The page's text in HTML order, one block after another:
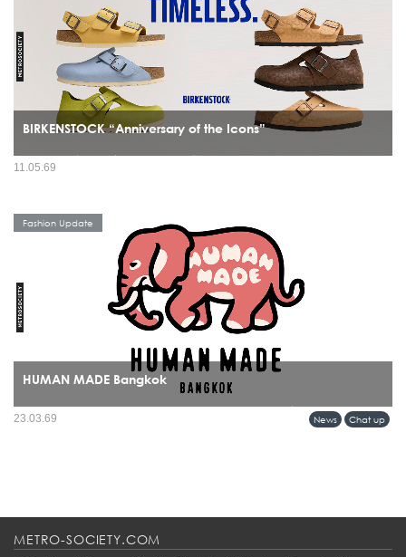
BIRKENSTOCK “Anniversary of the Icons”
มีรองเท้าไม่กี่แบรนด์ที่สามารถข้ามผ่านทั้งยุคสมัย เทรนด์ และวัฒนธรรมได้โดยยังดู
11.05.69
HUMAN MADE Bangkok
บางแบรนด์ไม่ได้แค่เปิดร้านใหม่ แต่กำลัง “วางหมุด” ลงบนแผนที่วัฒนธรรมของเมือง
และการมาถึงของ HUMAN MADE ในกรุงเทพฯ ก็เป็นหนึ่งในโมเมนต์แบบนั้นอย่าง
Fashion Update
News Chat up
23.03.69
METRO-SOCIETY.COM